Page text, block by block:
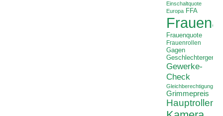
Einschaltquote
Europa FFA
Frauenquote
Frauenrollen
Gagen
Gewerke-
Check
Gleichberechtigung
Grimmepreis
Hauptrollen